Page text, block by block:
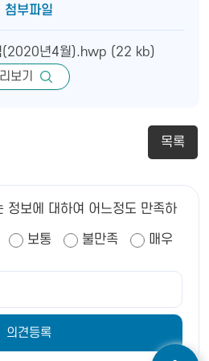
첨부파일
(2020년4월).hwp (22 kb)
보기
목록
정보에 대하여 어느정도 만족하
보통 불만족
매우